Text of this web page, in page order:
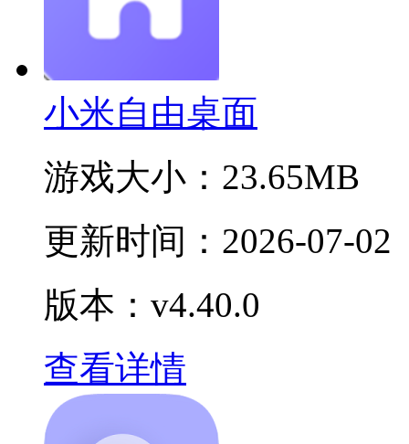
小米自由桌面
游戏大小： 23.65MB
更新时间： 2026-07-02
版本：v4.40.0
查看详情